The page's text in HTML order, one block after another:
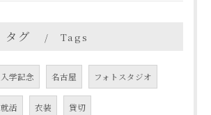
タグ Tags
入学記念 名古屋 フォトスタジオ
就活 衣装 貸切